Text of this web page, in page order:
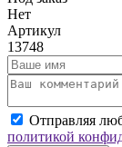
Нет
Артикул
13748
Отправляя
политикой